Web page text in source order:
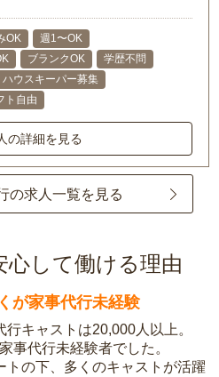
OK
週1〜OK
ブランクOK
学歴不問
ハウスキーパー募集
ト自由
の詳細を見る
の求人一覧を見る
心して働ける理由
が家事代行未経験
キャストは20,000人以上。
事代行未経験者でした。
トの下、多くのキャストが活躍